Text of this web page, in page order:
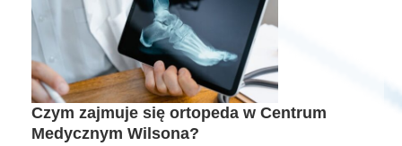
Czym zajmuje się ortopeda w Centrum
Medycznym Wilsona?